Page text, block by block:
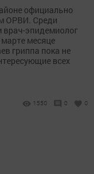
официально
ОРВИ. Среди
врач-эпидемиолог
месяце
гриппа пока не
всех
1550 0 0